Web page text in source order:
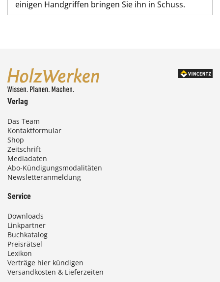
einigen Handgriffen bringen Sie ihn in Schuss.
Verlag
Das Team
Kontaktformular
Shop
Zeitschrift
Mediadaten
Abo-Kündigungsmodalitäten
Newsletteranmeldung
Service
Downloads
Linkpartner
Buchkatalog
Preisrätsel
Lexikon
Verträge hier kündigen
Versandkosten & Lieferzeiten